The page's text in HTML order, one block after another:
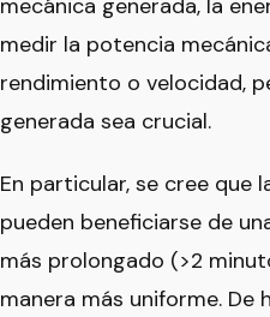
medir la potencia
rendimiento o velocidad,
generada sea crucial.
En particular, se cree que
pueden beneficiarse de
más prolongado (>2
manera más uniforme.